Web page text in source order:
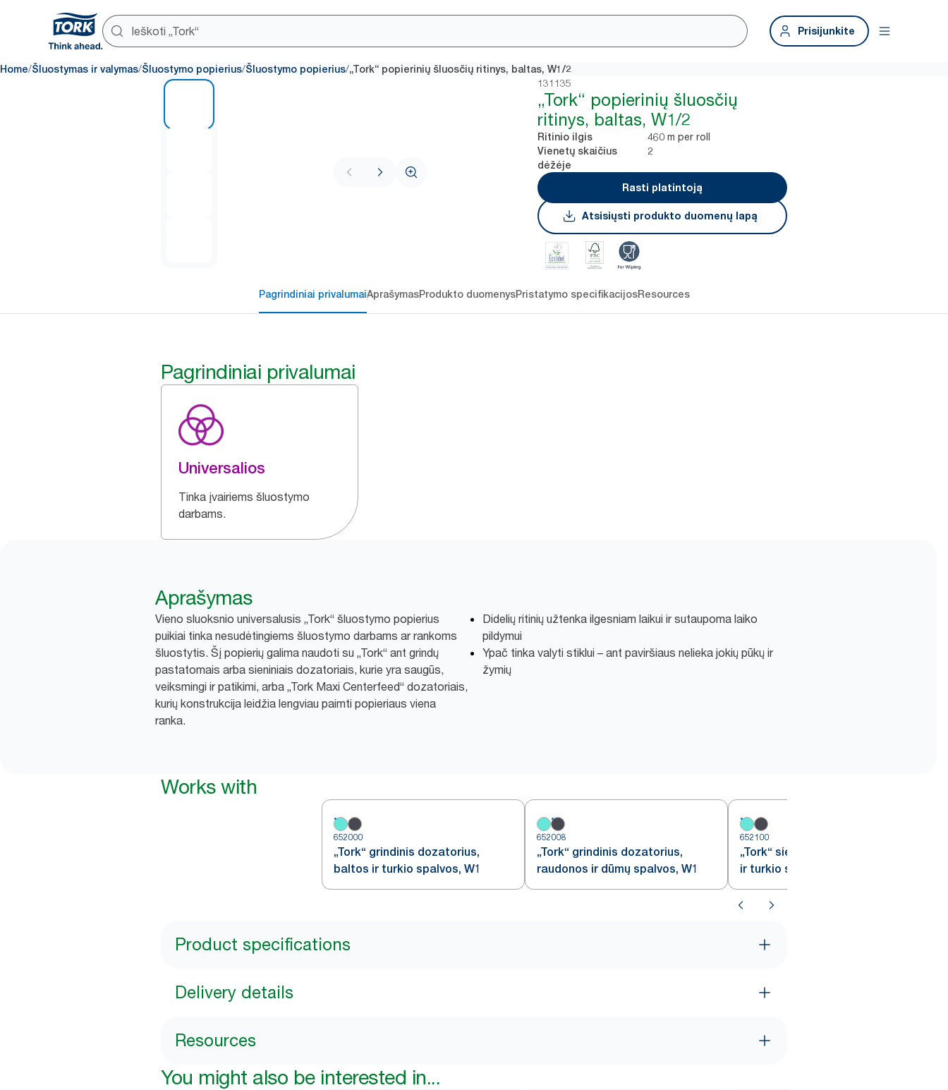
Prisijunkite
Home/Šluostymas ir valymas/Šluostymo popierius/Šluostymo popierius/„Tork“ popierinių šluosčių ritinys, baltas, W1/2
131135
„Tork“ popierinių šluosčių
ritinys, baltas, W1/2
Ritinio ilgis 460 m per roll
Vienetų skaičius
dėžėje
2
Rasti platintoją
Atsisiųsti produkto duomenų lapą
Pagrindiniai privalumaiAprašymasProdukto duomenysPristatymo specifikacijosResources
Pagrindiniai privalumai
Universalios
Tinka įvairiems šluostymo
darbams.
Aprašymas
Vieno sluoksnio universalusis „Tork“ šluostymo popierius
puikiai tinka nesudėtingiems šluostymo darbams ar rankoms
šluostytis. Šį popierių galima naudoti su „Tork“ ant grindų
pastatomais arba sieniniais dozatoriais, kurie yra saugūs,
veiksmingi ir patikimi, arba „Tork Maxi Centerfeed“ dozatoriais,
kurių konstrukcija leidžia lengviau paimti popieriaus viena
ranka.
Didelių ritinių užtenka ilgesniam laikui ir sutaupoma laiko
pildymui
Ypač tinka valyti stiklui – ant paviršiaus nelieka jokių pūkų ir
žymių
Works with
652000
„Tork“ grindinis dozatorius,
baltos ir turkio spalvos, W1
652008
„Tork“ grindinis dozatorius,
raudonos ir dūmų spalvos, W1
652100
„Tork“ sieninis dozatorius, baltos
ir turkio spalvos, W1
Product specifications
Delivery details
Resources
You might also be interested in...